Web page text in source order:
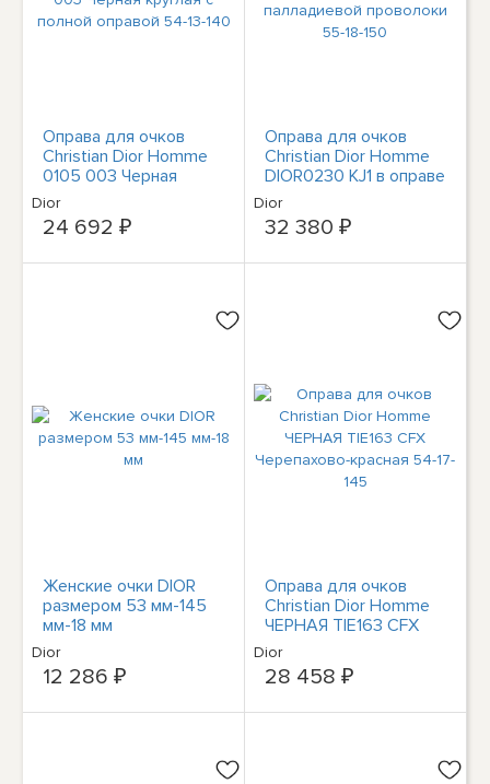
Оправа для очков
Christian Dior Homme
0105 003 Черная
круглая с полной
оправой 54-13-140
Dior
24 692 ₽
Оправа для очков
Christian Dior Homme
DIOR0230 KJ1 в оправе
из палладиевой
проволоки 55-18-150
Dior
32 380 ₽
Женские очки DIOR
размером 53 мм-145
мм-18 мм
Dior
12 286 ₽
Оправа для очков
Christian Dior Homme
ЧЕРНАЯ TIE163 CFX
Черепахово-красная
54-17-145
Dior
28 458 ₽